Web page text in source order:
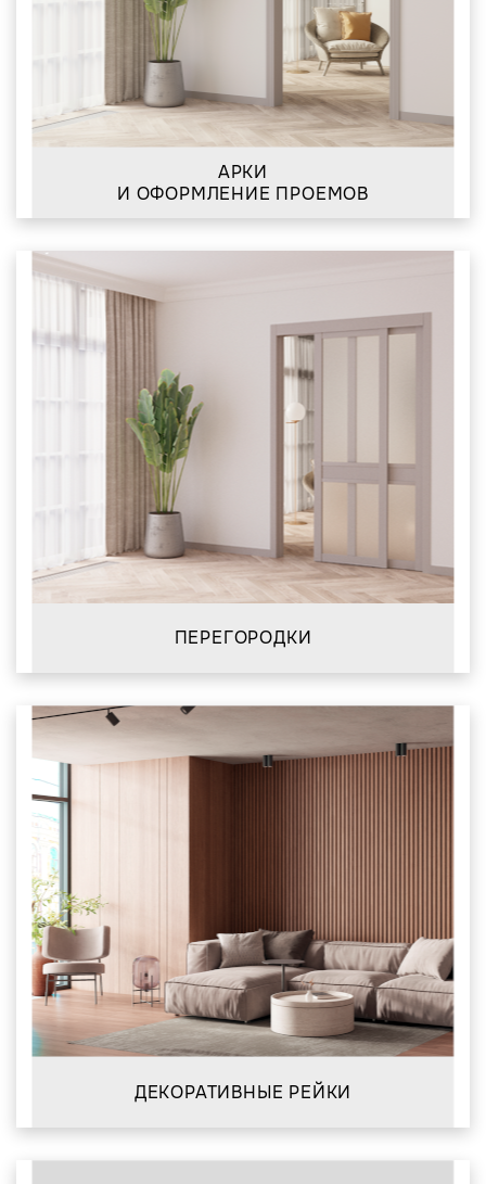
АРКИ
И ОФОРМЛЕНИЕ ПРОЕМОВ
ПЕРЕГОРОДКИ
ДЕКОРАТИВНЫЕ РЕЙКИ